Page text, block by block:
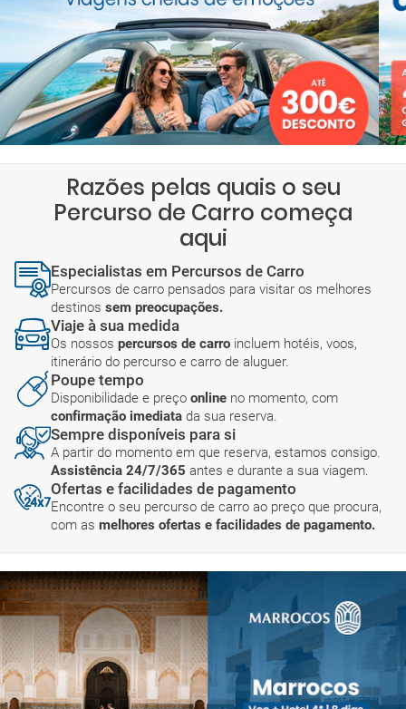
Razões pelas quais o seu
Percurso de Carro começa
aqui
Especialistas em Percursos de Carro
Percursos de carro pensados para visitar os melhores
destinos sem preocupações.
Viaje à sua medida
Os nossos percursos de carro incluem hotéis, voos,
itinerário do percurso e carro de aluguer.
Poupe tempo
Disponibilidade e preço online no momento, com
confirmação imediata da sua reserva.
Sempre disponíveis para si
A partir do momento em que reserva, estamos consigo.
Assistência 24/7/365 antes e durante a sua viagem.
Ofertas e facilidades de pagamento
Encontre o seu percurso de carro ao preço que procura,
com as melhores ofertas e facilidades de pagamento.